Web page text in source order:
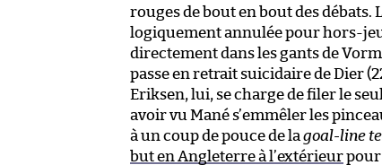
rouges de bout en bout des débats.
logiquement annulée pour hors-jeu
directement dans les gants de Vorm
passe en retrait suicidaire de Dier
Eriksen, lui, se charge de filer le
avoir vu Mané s’emmêler les
à un coup de pouce de la goal-line
but en Angleterre à l’extérieurpour